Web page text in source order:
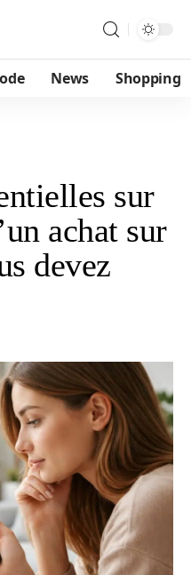
News Shopping
sur
achat sur
devez